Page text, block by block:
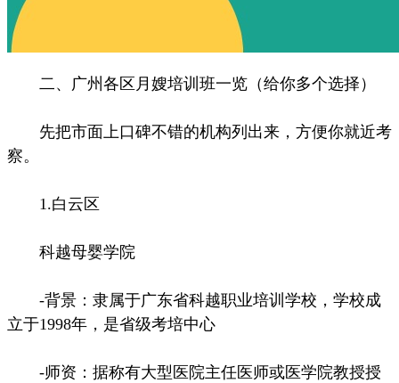
二、广州各区月嫂培训班一览（给你多个选择）
先把市面上口碑不错的机构列出来，方便你就近考
察。
1.白云区
科越母婴学院
-背景：隶属于广东省科越职业培训学校，学校成
立于1998年，是省级考培中心
-师资：据称有大型医院主任医师或医学院教授授